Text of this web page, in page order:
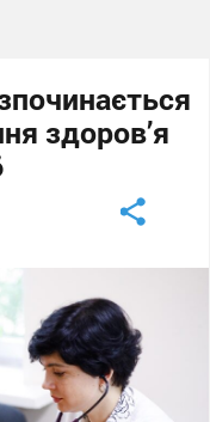
здоров’я